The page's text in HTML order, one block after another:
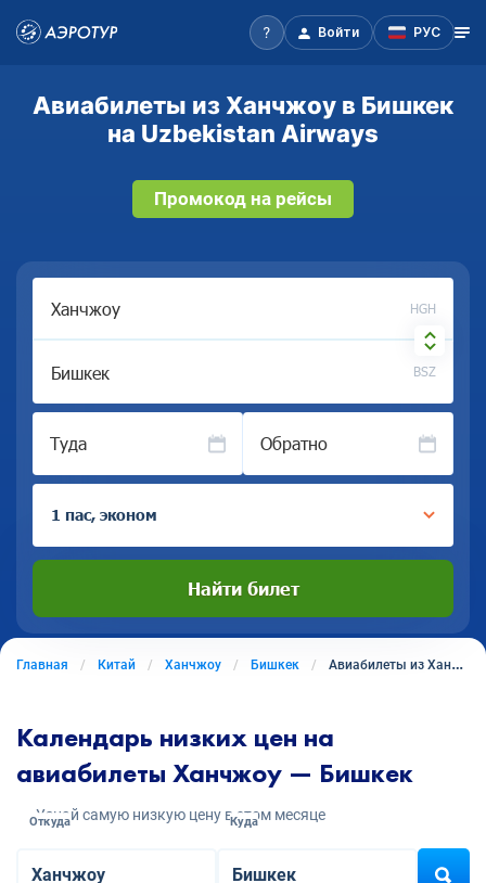
Войти РУС
Авиабилеты из Ханчжоу в Бишкек
на Uzbekistan Airways
Промокод на рейсы
HGH
BSZ
Туда Обратно
1 пас, эконом
Найти билет
Главная Китай Ханчжоу Бишкек Авиабилеты из Ханчжоу в Бишкек
Календарь низких цен на
авиабилеты Ханчжоу — Бишкек
Узнай самую низкую цену в этом месяце
Откуда Куда